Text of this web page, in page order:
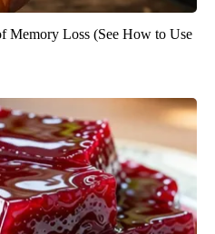
Memory Loss (See How to Use